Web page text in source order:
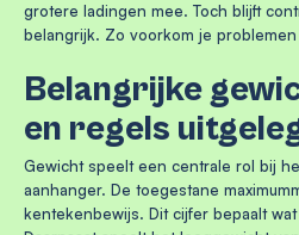
grotere ladingen mee. Toch blijft
belangrijk. Zo voorkom je
Belangrijke
en regels
Gewicht speelt een centrale rol bij
aanhanger. De toegestane
kentekenbewijs. Dit cijfer bepaalt